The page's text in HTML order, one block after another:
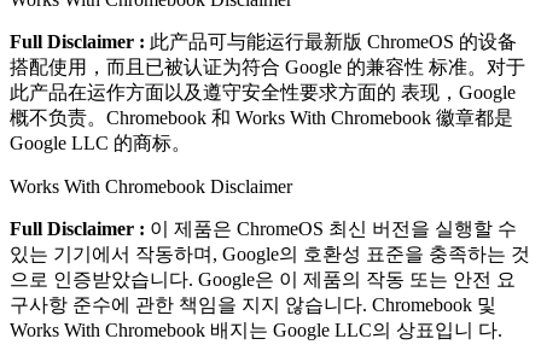
Full Disclaimer : 此产品可与能运⾏最新版 ChromeOS 的设备
搭配使⽤，⽽且已被认证为符合 Google 的兼容性 标准。对于
此产品在运作⽅⾯以及遵守安全性要求⽅⾯的 表现，Google
概不负责。Chromebook 和 Works With Chromebook 徽章都是
Google LLC 的商标。
Works With Chromebook Disclaimer
Full Disclaimer : 이 제품은 ChromeOS 최신 버전을 실행할 수
있는 기기에서 작동하며, Google의 호환성 표준을 충족하는 것
으로 인증받았습니다. Google은 이 제품의 작동 또는 안전 요
구사항 준수에 관한 책임을 지지 않습니다. Chromebook 및
Works With Chromebook 배지는 Google LLC의 상표입니 다.